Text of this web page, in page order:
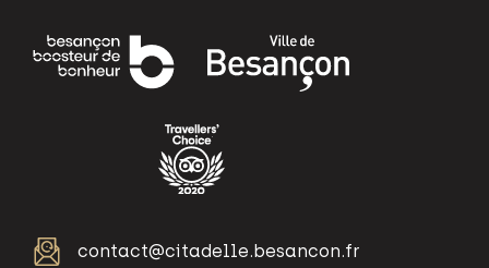
contact@citadelle.besancon.fr